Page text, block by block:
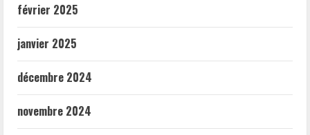
février 2025
janvier 2025
décembre 2024
novembre 2024